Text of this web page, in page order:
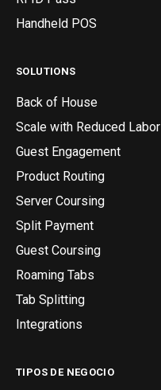
Handheld POS
SOLUTIONS
Back of House
Scale with Reduced Labor
Guest Engagement
Product Routing
Server Coursing
Split Payment
Guest Coursing
Roaming Tabs
Tab Splitting
Integrations
TIPOS DE NEGOCIO